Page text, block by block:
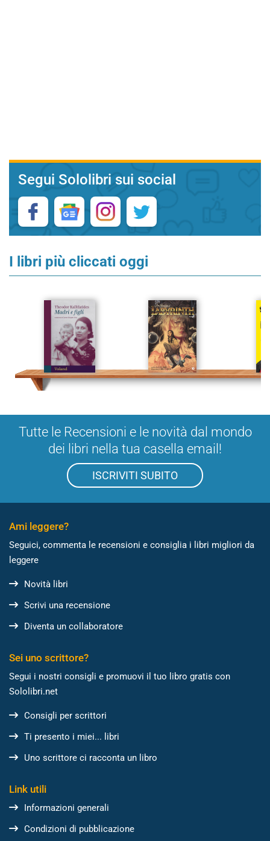
Segui Sololibri sui social
I libri più cliccati oggi
Tutte le Recensioni e le novità dal mondo
dei libri nella tua casella email!
ISCRIVITI SUBITO
Ami leggere?
Seguici, commenta le recensioni e consiglia i libri migliori da
leggere
Novità libri
Scrivi una recensione
Diventa un collaboratore
Sei uno scrittore?
Segui i nostri consigli e promuovi il tuo libro gratis con
Sololibri.net
Consigli per scrittori
Ti presento i miei... libri
Uno scrittore ci racconta un libro
Link utili
Informazioni generali
Condizioni di pubblicazione